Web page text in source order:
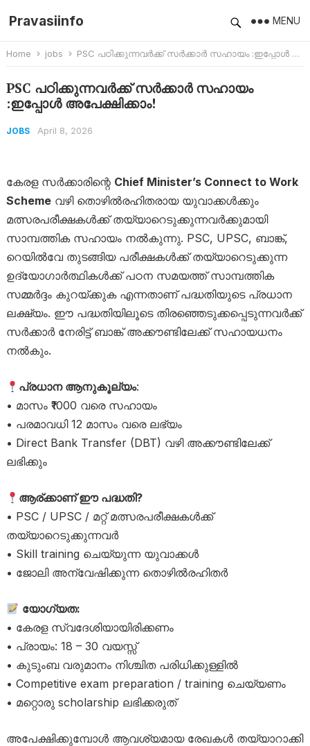
Pravasiinfo MENU
Home jobs PSC പഠിക്കുന്നവർക്ക് സർക്കാർ സഹായം :ഇപ്പോൾ അപേക്ഷിക്കാം!
PSC പഠിക്കുന്നവർക്ക് സർക്കാർ സഹായം
:ഇപ്പോൾ അപേക്ഷിക്കാം!
JOBS April 8, 2026
കേരള സർക്കാരിന്റെ Chief Minister’s Connect to Work
Schemeവഴി തൊഴിൽരഹിതരായ യുവാക്കൾക്കും
മത്സരപരീക്ഷകൾക്ക് തയ്യാറെടുക്കുന്നവർക്കുമായി
സാമ്പത്തിക സഹായം നൽകുന്നു. PSC, UPSC, ബാങ്ക്,
റെയിൽവേ തുടങ്ങിയ പരീക്ഷകൾക്ക് തയ്യാറെടുക്കുന്ന
ഉദ്യോഗാർത്ഥികൾക്ക് പഠന സമയത്ത് സാമ്പത്തിക
സമ്മർദ്ദം കുറയ്ക്കുക എന്നതാണ് പദ്ധതിയുടെ പ്രധാന
ലക്ഷ്യം. ഈ പദ്ധതിയിലൂടെ തിരഞ്ഞെടുക്കപ്പെടുന്നവർക്ക്
സർക്കാർ നേരിട്ട് ബാങ്ക് അക്കൗണ്ടിലേക്ക് സഹായധനം
നൽകും.
പ്രധാന ആനുകൂല്യം:
• മാസം ₹1000 വരെ സഹായം
• പരമാവധി 12 മാസം വരെ ലഭ്യം
• Direct Bank Transfer (DBT) വഴി അക്കൗണ്ടിലേക്ക്
ലഭിക്കും
ആര്ക്കാണ് ഈ പദ്ധതി?
• PSC / UPSC / മറ്റ് മത്സരപരീക്ഷകൾക്ക്
തയ്യാറെടുക്കുന്നവർ
• Skill training ചെയ്യുന്ന യുവാക്കൾ
• ജോലി അന്വേഷിക്കുന്ന തൊഴിൽരഹിതർ
യോഗ്യത:
• കേരള സ്വദേശിയായിരിക്കണം
• പ്രായം: 18 – 30 വയസ്സ്
• കുടുംബ വരുമാനം നിശ്ചിത പരിധിക്കുള്ളിൽ
• Competitive exam preparation / training ചെയ്യണം
• മറ്റൊരു scholarship ലഭിക്കരുത്
അപേക്ഷിക്കുമ്പോൾ ആവശ്യമായ രേഖകൾ തയ്യാറാക്കി